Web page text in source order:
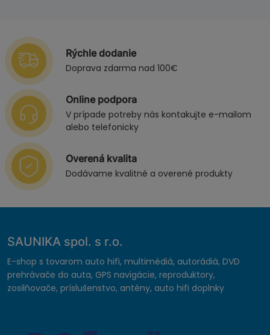
Rýchle dodanie
Doprava zdarma nad 100€
Online podpora
V prípade potreby nás kontakujte e-mailom
alebo telefonicky
Overená kvalita
Dodávame kvalitné a overené produkty
SAUNIKA spol. s r.o.
E-shop s tovarom auto hifi, multimédiá, autorádiá, DVD
prehrávače do auta, GPS navigácie, reproduktory,
zosilňovače, príslušenstvo, antény, auto hifi doplnky